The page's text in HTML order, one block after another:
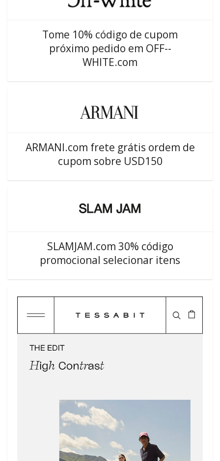
Tome 10% código de cupom
próximo pedido em OFF--
WHITE.com
ARMANI.com frete grátis ordem de
cupom sobre USD150
SLAMJAM.com 30% código
promocional selecionar itens